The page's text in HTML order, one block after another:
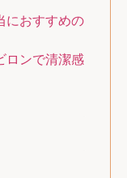
におすすめの
ロンで清潔感